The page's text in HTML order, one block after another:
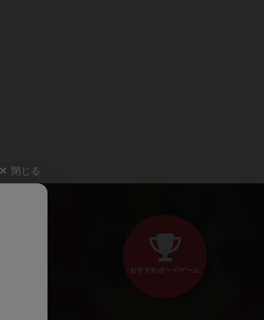
閉じる
おすすめボードゲーム